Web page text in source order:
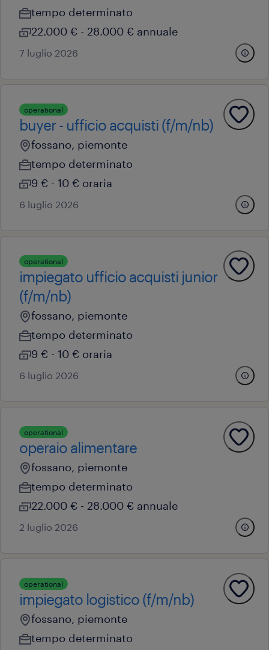
tempo determinato
22.000 € - 28.000 € annuale
7 luglio 2026
operational
buyer - ufficio acquisti (f/m/nb)
fossano, piemonte
tempo determinato
9 € - 10 € oraria
6 luglio 2026
operational
impiegato ufficio acquisti junior
(f/m/nb)
fossano, piemonte
tempo determinato
9 € - 10 € oraria
6 luglio 2026
operational
operaio alimentare
fossano, piemonte
tempo determinato
22.000 € - 28.000 € annuale
2 luglio 2026
operational
impiegato logistico (f/m/nb)
fossano, piemonte
tempo determinato